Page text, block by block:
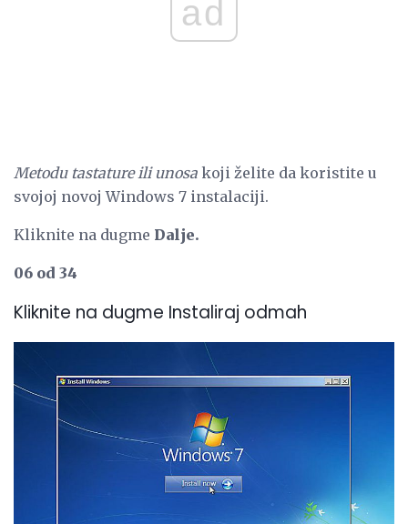
ad
Metodu tastature ili unosa koji želite da koristite u
svojoj novoj Windows 7 instalaciji.
Kliknite na dugme Dalje.
06 od 34
Kliknite na dugme Instaliraj odmah